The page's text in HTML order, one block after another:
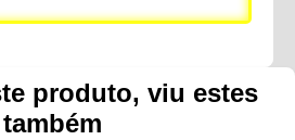
produto, viu estes
também